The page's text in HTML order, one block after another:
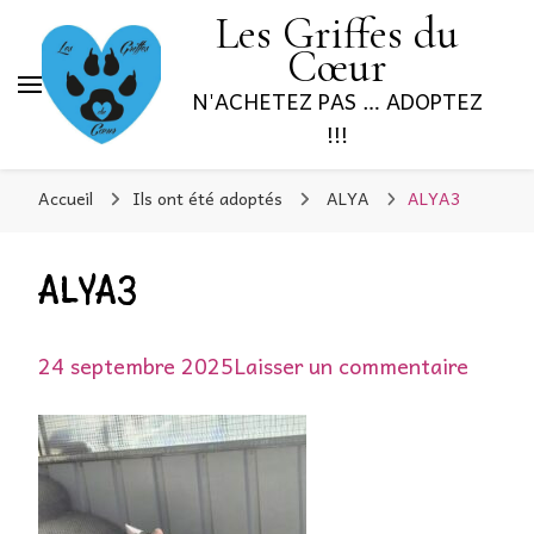
Les Griffes du
Cœur
N'ACHETEZ PAS … ADOPTEZ
!!!
Accueil Ils ont été adoptés ALYA ALYA3
ALYA3
24 septembre 2025Laisser un commentaire